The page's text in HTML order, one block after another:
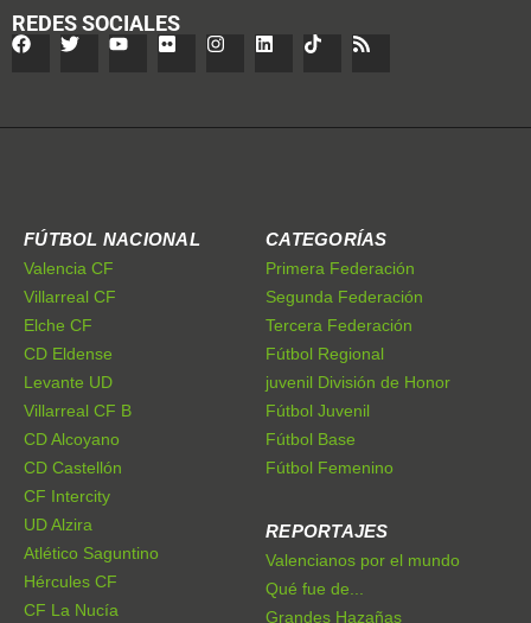
REDES SOCIALES
FÚTBOL NACIONAL
Valencia CF
Villarreal CF
Elche CF
CD Eldense
Levante UD
Villarreal CF B
CD Alcoyano
CD Castellón
CF Intercity
UD Alzira
Atlético Saguntino
Hércules CF
CF La Nucía
CATEGORÍAS
Primera Federación
Segunda Federación
Tercera Federación
Fútbol Regional
juvenil División de Honor
Fútbol Juvenil
Fútbol Base
Fútbol Femenino
REPORTAJES
Valencianos por el mundo
Qué fue de...
Grandes Hazañas